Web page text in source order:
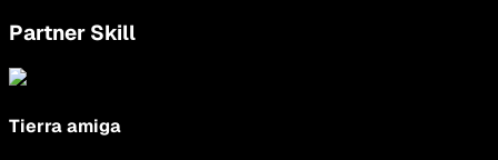
Partner Skill
Tierra amiga